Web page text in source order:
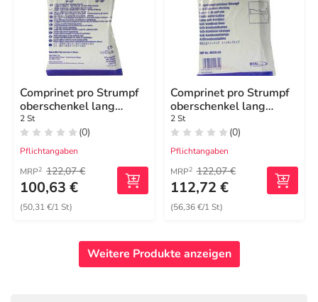
Comprinet pro Strumpf
oberschenkel lang
Größe 2
2 St
(0)
Pflichtangaben
MRP2 122,07 €
100,63 €
(50,31 €/1 St)
Comprinet pro Strumpf
oberschenkel lang
Größe 1
2 St
(0)
Pflichtangaben
MRP2 122,07 €
112,72 €
(56,36 €/1 St)
Weitere Produkte anzeigen